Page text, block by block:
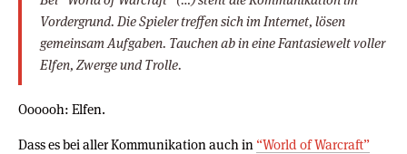
Vordergrund. Die Spieler treffen sich im Internet, lösen
gemeinsam Aufgaben. Tauchen ab in eine Fantasiewelt voller
Elfen, Zwerge und Trolle.
Oooooh: Elfen.
Dass es bei aller Kommunikation auch in “World of Warcraft”